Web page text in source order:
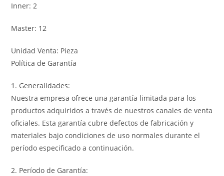
Inner: 2
Master: 12
Unidad Venta: Pieza
Política de Garantía
1. Generalidades:
Nuestra empresa ofrece una garantía limitada para los
productos adquiridos a través de nuestros canales de venta
oficiales. Esta garantía cubre defectos de fabricación y
materiales bajo condiciones de uso normales durante el
período especificado a continuación.
2. Período de Garantía: